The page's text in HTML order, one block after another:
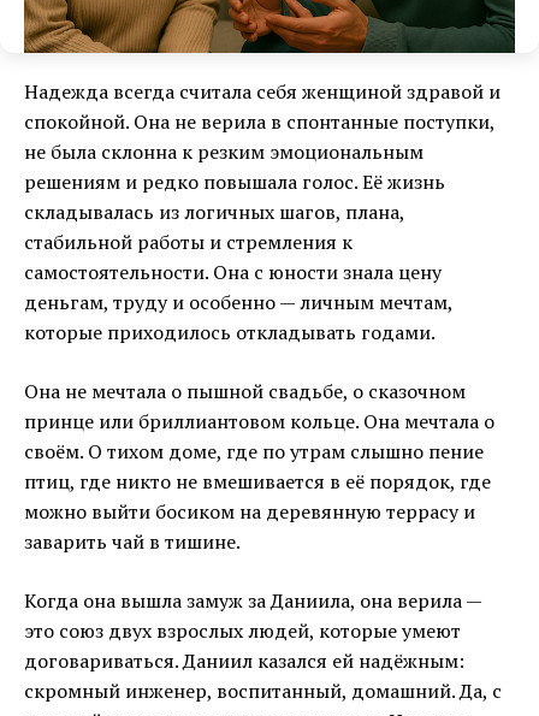
Надежда всегда считала себя женщиной здравой и
спокойной. Она не верила в спонтанные поступки,
не была склонна к резким эмоциональным
решениям и редко повышала голос. Её жизнь
складывалась из логичных шагов, плана,
стабильной работы и стремления к
самостоятельности. Она с юности знала цену
деньгам, труду и особенно — личным мечтам,
которые приходилось откладывать годами.
Она не мечтала о пышной свадьбе, о сказочном
принце или бриллиантовом кольце. Она мечтала о
своём. О тихом доме, где по утрам слышно пение
птиц, где никто не вмешивается в её порядок, где
можно выйти босиком на деревянную террасу и
заварить чай в тишине.
Когда она вышла замуж за Даниила, она верила —
это союз двух взрослых людей, которые умеют
договариваться. Даниил казался ей надёжным:
скромный инженер, воспитанный, домашний. Да, с